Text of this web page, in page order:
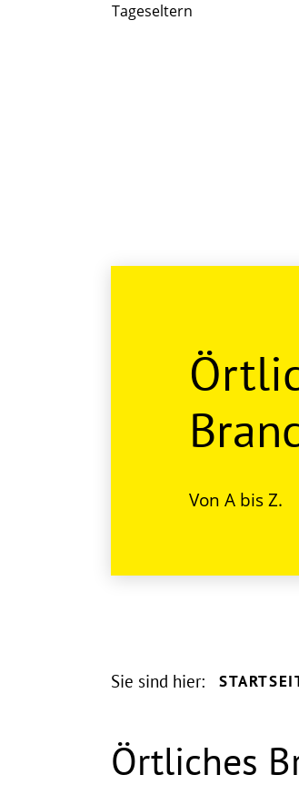
Tageseltern
Von A bis Z.
Sie sind hier:
Örtliches